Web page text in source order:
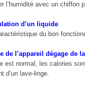
l’humidité avec un chiffon
d’un liquide
du bon
de l’appareil dégage de
est normal, les calories
d’un lave-linge.